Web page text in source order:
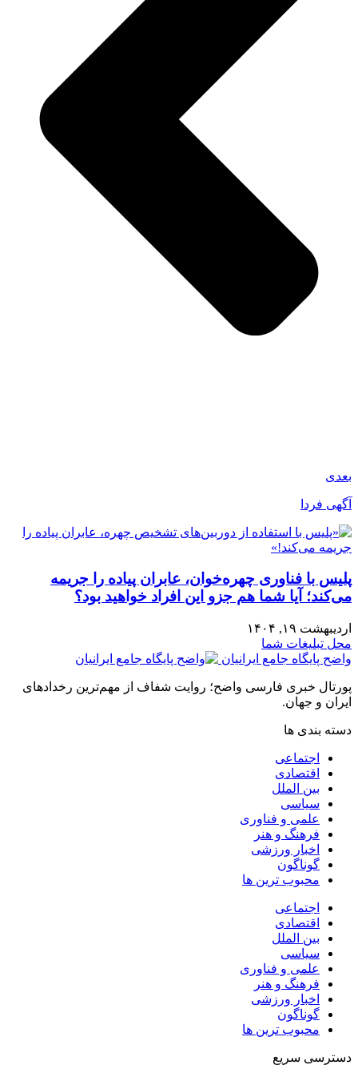
بعدی
آگهی فردا
پلیس با فناوری چهره‌خوان، عابران پیاده را جریمه
می‌کند؛ آیا شما هم جزو این افراد خواهید بود؟
اردیبهشت ۱۹, ۱۴۰۴
محل تبلیغات شما
واضح پایگاه جامع ایرانیان
پورتال خبری فارسی واضح؛ روایت شفاف از مهم‌ترین رخدادهای
ایران و جهان.
دسته بندی ها
اجتماعی
اقتصادی
بین الملل
سیاسی
علمی و فناوری
فرهنگ و هنر
اخبار ورزشی
گوناگون
محبوب ترین ها
اجتماعی
اقتصادی
بین الملل
سیاسی
علمی و فناوری
فرهنگ و هنر
اخبار ورزشی
گوناگون
محبوب ترین ها
دسترسی سریع